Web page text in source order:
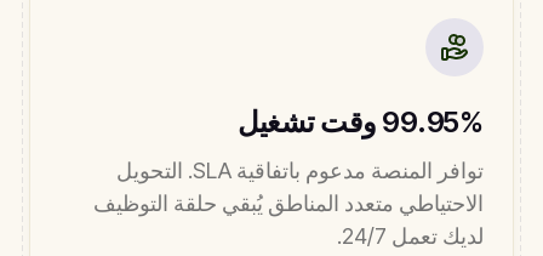
99.95% وقت تشغيل
توافر المنصة مدعوم باتفاقية SLA. التحويل
الاحتياطي متعدد المناطق يُبقي حلقة التوظيف
لديك تعمل 24/7.